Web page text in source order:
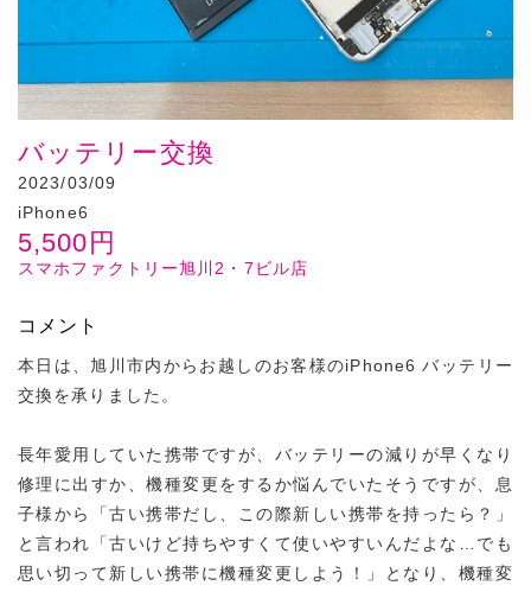
バッテリー交換
2023/03/09
iPhone6
5,500 円
スマホファクトリー旭川2・7ビル店
コメント
本日は、旭川市内からお越しのお客様のiPhone6 バッテリー
交換を承りました。
長年愛用していた携帯ですが、バッテリーの減りが早くなり
修理に出すか、機種変更をするか悩んでいたそうですが、息
子様から「古い携帯だし、この際新しい携帯を持ったら？」
と言われ「古いけど持ちやすくて使いやすいんだよな…でも
思い切って新しい携帯に機種変更しよう！」となり、機種変